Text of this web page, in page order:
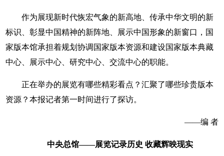
作为展现新时代恢宏气象的新高地、传承中华文明的新
标识、彰显中国精神的新阵地、展示中国形象的新窗口，国
家版本馆承担着规划协调国家版本资源和建设国家版本典藏
中心、展示中心、研究中心、交流中心的职能。
正在举办的展览有哪些精彩看点？汇聚了哪些珍贵版本
资源？本报记者第一时间进行了探访。
——编 者
中央总馆——展览记录历史 收藏辉映现实